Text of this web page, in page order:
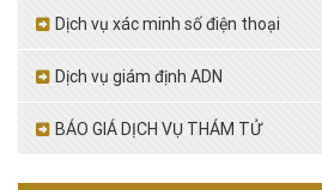
Dịch vụ xác minh số điện thoại
Dịch vụ giám định ADN
BÁO GIÁ DỊCH VỤ THÁM TỬ